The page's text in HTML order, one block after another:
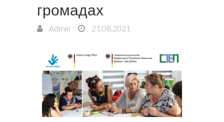
громадах
Admin 21.08.2021